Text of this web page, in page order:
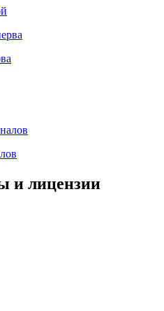
и лицензии